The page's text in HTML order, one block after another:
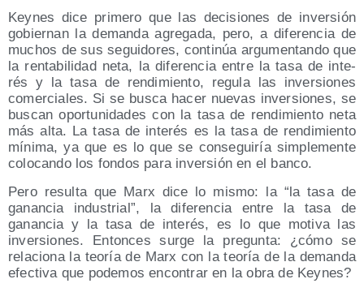
Key­nes dice pri­me­ro que las deci­sio­nes de inver­sión
gobier­nan la deman­da agre­ga­da, pero, a dife­ren­cia de
muchos de sus segui­do­res, con­ti­núa argu­men­tan­do que
la ren­ta­bi­li­dad neta, la dife­ren­cia entre la tasa de inte­
rés y la tasa de ren­di­mien­to, regu­la las inver­sio­nes
comer­cia­les. Si se bus­ca hacer nue­vas inver­sio­nes, se
bus­can opor­tu­ni­da­des con la tasa de ren­di­mien­to neta
más alta. La tasa de inte­rés es la tasa de ren­di­mien­to
míni­ma, ya que es lo que se con­se­gui­ría sim­ple­men­te
colo­can­do los fon­dos para inver­sión en el banco.
Pero resul­ta que Marx dice lo mis­mo: la “la tasa de
ganan­cia indus­trial”, la dife­ren­cia entre la tasa de
ganan­cia y la tasa de inte­rés, es lo que moti­va las
inver­sio­nes. Enton­ces sur­ge la pre­gun­ta: ¿cómo se
rela­cio­na la teo­ría de Marx con la teo­ría de la deman­da
efec­ti­va que pode­mos encon­trar en la obra de Keynes?